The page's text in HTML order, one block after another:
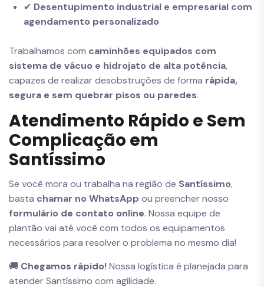
✔ Desentupimento industrial e empresarial com
agendamento personalizado
Trabalhamos com caminhões equipados com
sistema de vácuo e hidrojato de alta potência,
capazes de realizar desobstruções de forma rápida,
segura e sem quebrar pisos ou paredes.
Atendimento Rápido e Sem
Complicação em
Santíssimo
Se você mora ou trabalha na região de Santíssimo,
basta chamar no WhatsApp ou preencher nosso
formulário de contato online. Nossa equipe de
plantão vai até você com todos os equipamentos
necessários para resolver o problema no mesmo dia!
🚚 Chegamos rápido!Nossa logística é planejada para
atender Santíssimo com agilidade.